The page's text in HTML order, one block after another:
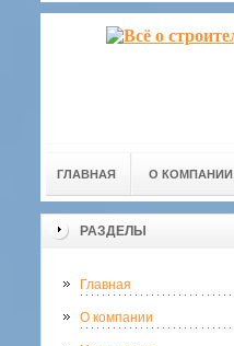
ГЛАВНАЯ О КОМПАНИИ
РАЗДЕЛЫ
Главная
О компании